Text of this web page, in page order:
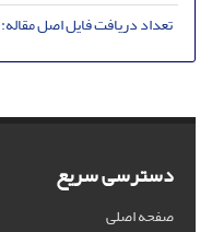
تعداد دریافت فایل اصل مقاله:
دسترسی سریع
صفحه اصلی